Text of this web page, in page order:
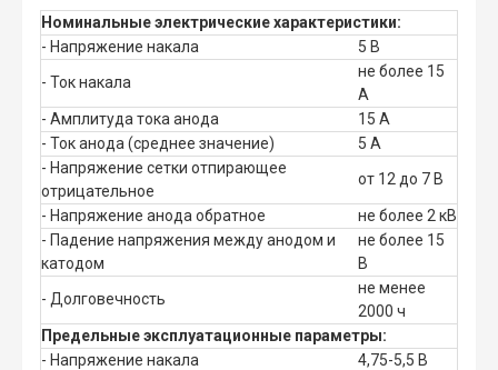
Номинальные электрические характеристики:
- Напряжение накала
5 В
- Ток накала
не более 15
А
- Амплитуда тока анода
15 А
- Ток анода (среднее значение)
5 А
- Напряжение сетки отпирающее
отрицательное
от 12 до 7 В
- Напряжение анода обратное
не более 2 кВ
- Падение напряжения между анодом и
катодом
не более 15
В
- Долговечность
не менее
2000 ч
Предельные эксплуатационные параметры:
- Напряжение накала
4,75-5,5 В